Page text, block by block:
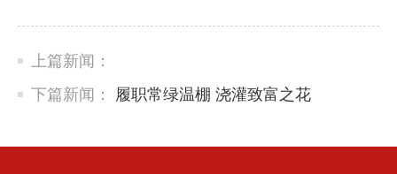
上篇新闻：
下篇新闻：
履职常绿温棚 浇灌致富之花